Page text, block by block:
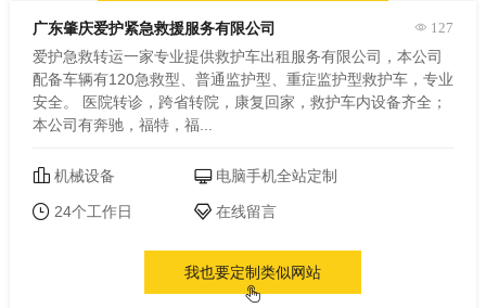
广东肇庆爱护紧急救援服务有限公司 127
爱护急救转运一家专业提供救护车出租服务有限公司，本公司
配备车辆有120急救型、普通监护型、重症监护型救护车，专业
安全。 医院转诊，跨省转院，康复回家，救护车内设备齐全；
本公司有奔驰，福特，福...
机械设备
24个工作日
电脑手机全站定制
在线留言
我也要定制类似网站